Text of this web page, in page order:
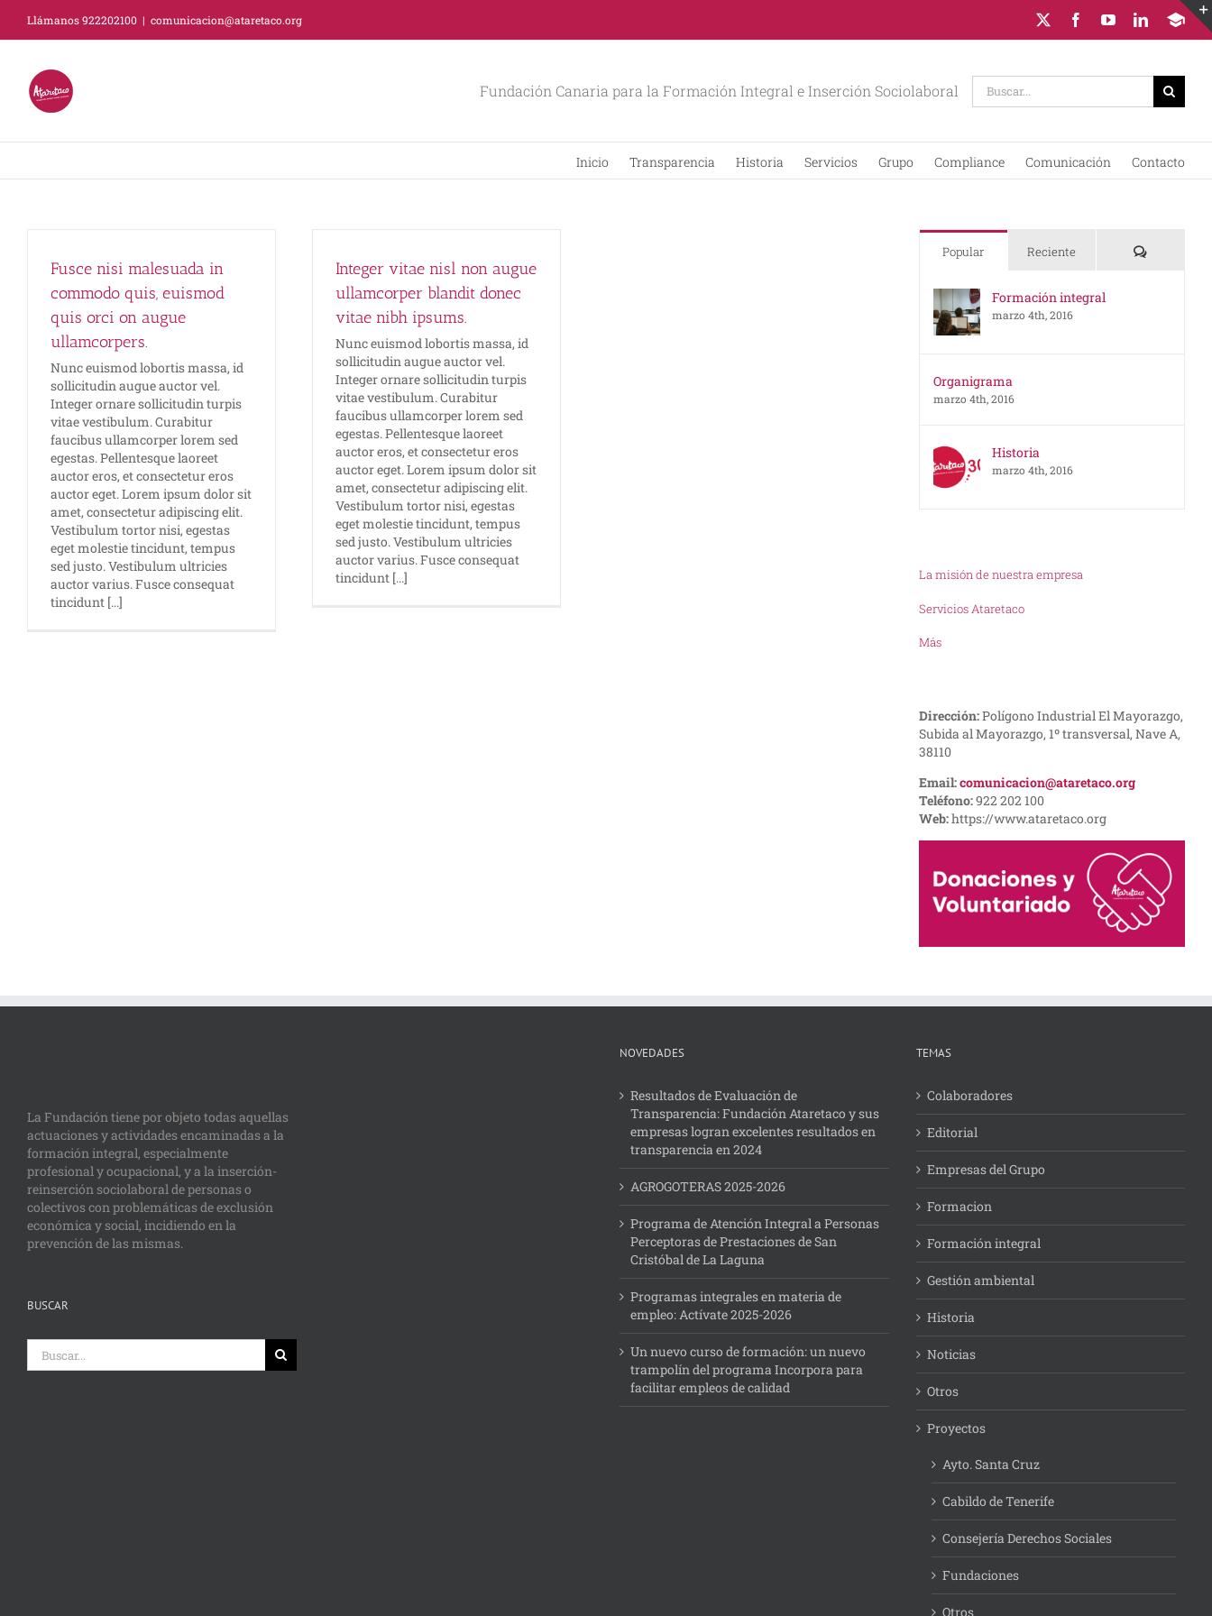
contenido
Llámanos 922202100 | comunicacion@ataretaco.org FacebookYouTubeLinkedIn
Campus
Fundación Canaria para la Formación Integral e Inserción Sociolaboral
Inicio Transparencia Historia Servicios Grupo Compliance Comunicación Contacto
Fusce nisi malesuada in
commodo quis, euismod
quis orci on augue
ullamcorpers.
Nunc euismod lobortis massa, id
sollicitudin augue auctor vel.
Integer ornare sollicitudin turpis
vitae vestibulum. Curabitur
faucibus ullamcorper lorem sed
egestas. Pellentesque laoreet
auctor eros, et consectetur eros
auctor eget. Lorem ipsum dolor sit
amet, consectetur adipiscing elit.
Vestibulum tortor nisi, egestas
eget molestie tincidunt, tempus
sed justo. Vestibulum ultricies
auctor varius. Fusce consequat
tincidunt [...]
Integer vitae nisl non augue
ullamcorper blandit donec
vitae nibh ipsums.
Nunc euismod lobortis massa, id
sollicitudin augue auctor vel.
Integer ornare sollicitudin turpis
vitae vestibulum. Curabitur
faucibus ullamcorper lorem sed
egestas. Pellentesque laoreet
auctor eros, et consectetur eros
auctor eget. Lorem ipsum dolor sit
amet, consectetur adipiscing elit.
Vestibulum tortor nisi, egestas
eget molestie tincidunt, tempus
sed justo. Vestibulum ultricies
auctor varius. Fusce consequat
tincidunt [...]
Popular Reciente
Formación integral
marzo 4th, 2016
Organigrama
marzo 4th, 2016
Historia
marzo 4th, 2016
La misión de nuestra empresa
Servicios Ataretaco
Más
Dirección:Polígono Industrial El Mayorazgo,
Subida al Mayorazgo, 1º transversal, Nave A,
38110
Email:comunicacion@ataretaco.org
Teléfono:922 202 100
Web:https://www.ataretaco.org
La Fundación tiene por objeto todas aquellas
actuaciones y actividades encaminadas a la
formación integral, especialmente
profesional y ocupacional, y a la inserción-
reinserción sociolaboral de personas o
colectivos con problemáticas de exclusión
económica y social, incidiendo en la
prevención de las mismas.
BUSCAR
NOVEDADES
Resultados de Evaluación de
Transparencia: Fundación Ataretaco y sus
empresas logran excelentes resultados en
transparencia en 2024
AGROGOTERAS 2025-2026
Programa de Atención Integral a Personas
Perceptoras de Prestaciones de San
Cristóbal de La Laguna
Programas integrales en materia de
empleo: Actívate 2025-2026
Un nuevo curso de formación: un nuevo
trampolín del programa Incorpora para
facilitar empleos de calidad
TEMAS
Colaboradores
Editorial
Empresas del Grupo
Formacion
Formación integral
Gestión ambiental
Historia
Noticias
Otros
Proyectos
Ayto. Santa Cruz
Cabildo de Tenerife
Consejería Derechos Sociales
Fundaciones
Otros